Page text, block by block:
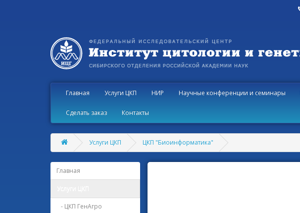
Главная Услуги ЦКП НИР Научные конференции и семинары
Сделать заказ Контакты
Услуги ЦКП ЦКП "Биоинформатика"
Главная
- ЦКП ГенАгро